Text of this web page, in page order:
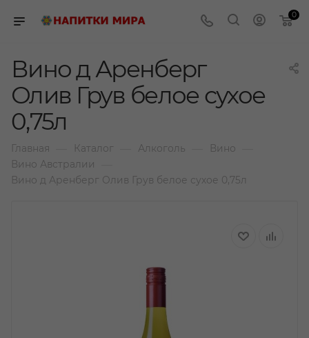
0
Вино д Аренберг
Олив Грув белое сухое
0,75л
Главная Каталог Алкоголь Вино
Вино Австралии
Вино д Аренберг Олив Грув белое сухое 0,75л